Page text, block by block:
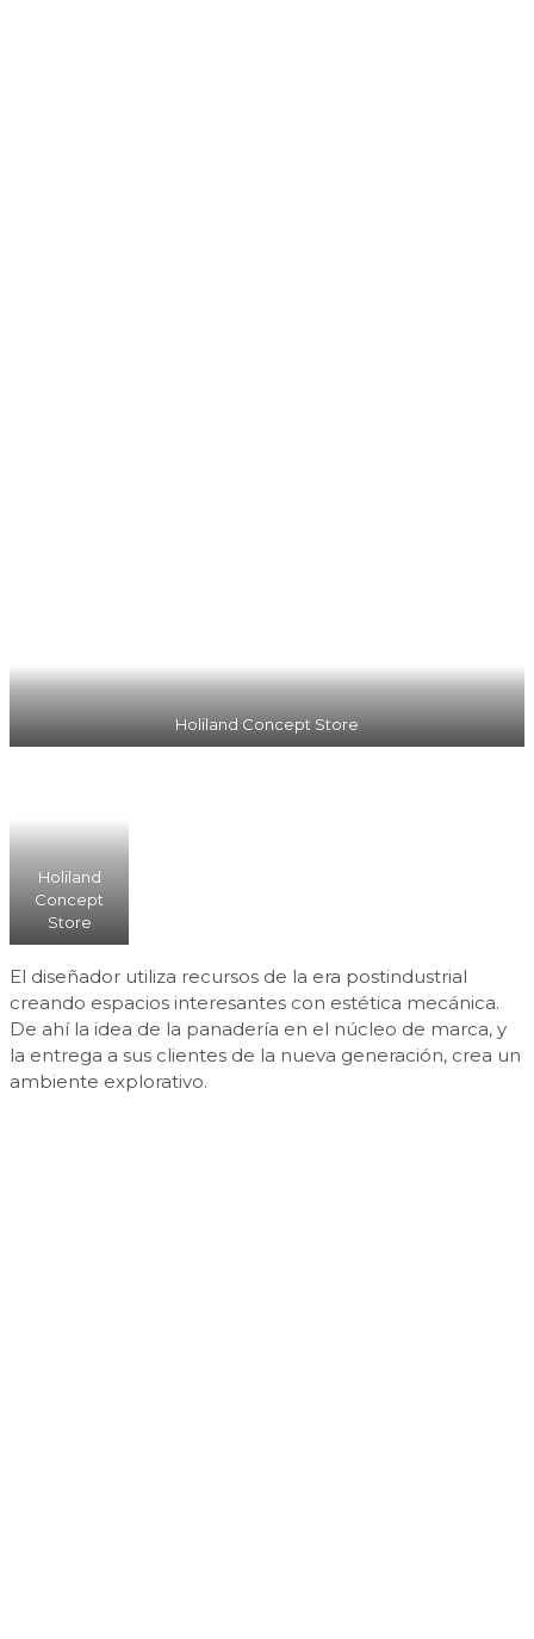
Holiland Concept Store
Holiland
Concept
Store
El diseñador utiliza recursos de la era postindustrial
creando espacios interesantes con estética mecánica.
De ahí la idea de la panadería en el núcleo de marca, y
la entrega a sus clientes de la nueva generación, crea un
ambiente explorativo.